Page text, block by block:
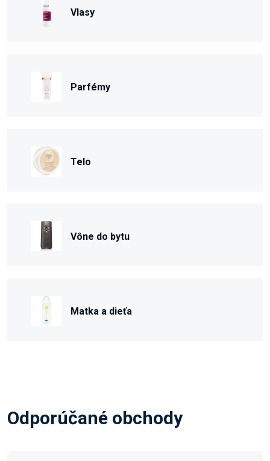
Vlasy
Parfémy
Telo
Vône do bytu
Matka a dieťa
Odporúčané obchody